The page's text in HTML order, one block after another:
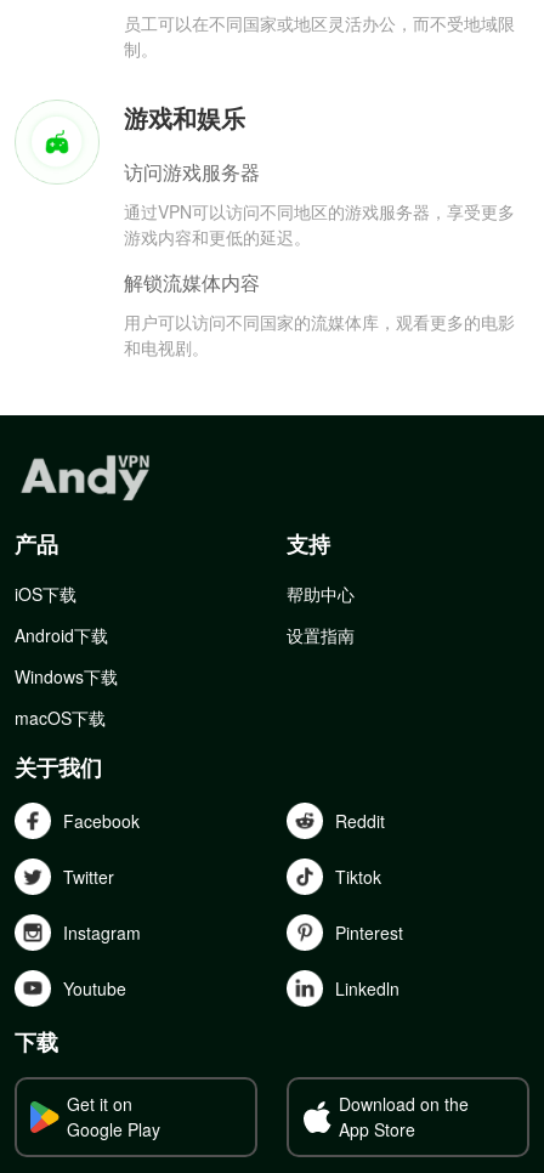
员工可以在不同国家或地区灵活办公，而不受地域限
制。
游戏和娱乐
访问游戏服务器
通过VPN可以访问不同地区的游戏服务器，享受更多
游戏内容和更低的延迟。
解锁流媒体内容
用户可以访问不同国家的流媒体库，观看更多的电影
和电视剧。
产品
iOS下载
Android下载
Windows下载
macOS下载
支持
帮助中心
设置指南
关于我们
Facebook Reddit
Twitter Tiktok
Instagram Pinterest
Youtube Linkedln
下载
Get it on
Google Play
Download on the
App Store